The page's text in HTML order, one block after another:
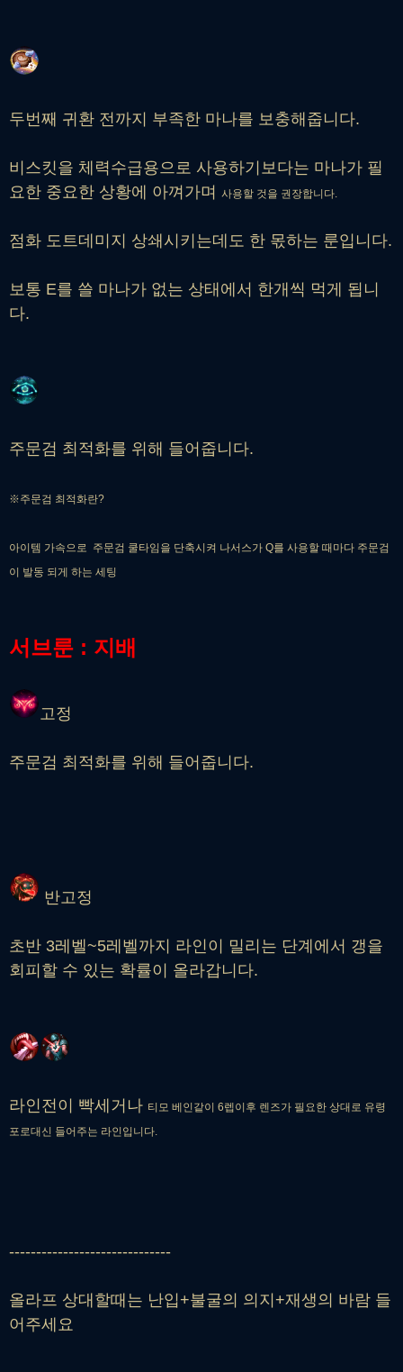
두번째 귀환 전까지 부족한 마나를 보충해줍니다.
비스킷을 체력수급용으로 사용하기보다는 마나가 필
요한 중요한 상황에 아껴가며
사용할 것을 권장합니다.
점화 도트데미지 상쇄시키는데도 한 몫하는 룬입니다.
보통 E를 쓸 마나가 없는 상태에서 한개씩 먹게 됩니
다.
주문검 최적화를 위해 들어줍니다.
※주문검 최적화란?
아이템 가속으로 주문검 쿨타임을 단축시켜 나서스가 Q를 사용할 때마다 주문검
이 발동 되게 하는 세팅
서브룬 : 지배
고정
주문검 최적화를 위해 들어줍니다.
반고정
초반 3레벨~5레벨까지 라인이 밀리는 단계에서 갱을
회피할 수 있는 확률이 올라갑니다.
라인전이 빡세거나 티모 베인같이 6렙이후 렌즈가 필요한 상대로 유령
포로대신 들어주는 라인입니다.
------------------------------
올라프 상대할때는 난입+불굴의 의지+재생의 바람 들
어주세요